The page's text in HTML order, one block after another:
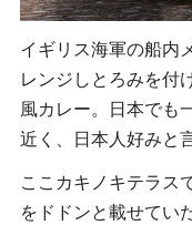
イギリス海軍の船内
レンジしとろみを付
風カレー。日本でも
近く、日本人好みと
ここカキノキテラス
をドドンと載せてい